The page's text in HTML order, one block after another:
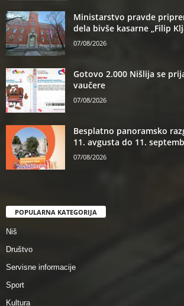
Ministarstvo pravde
dela bivše kasarne „Filip
07/08/2026
Gotovo 2.000 Nišlija se
vaučere
07/08/2026
Besplatno panoramsko
11. avgusta do 11.
07/08/2026
POPULARNA KATEGORIJA
Niš
Društvo
Servisne informacije
Sport
Kultura